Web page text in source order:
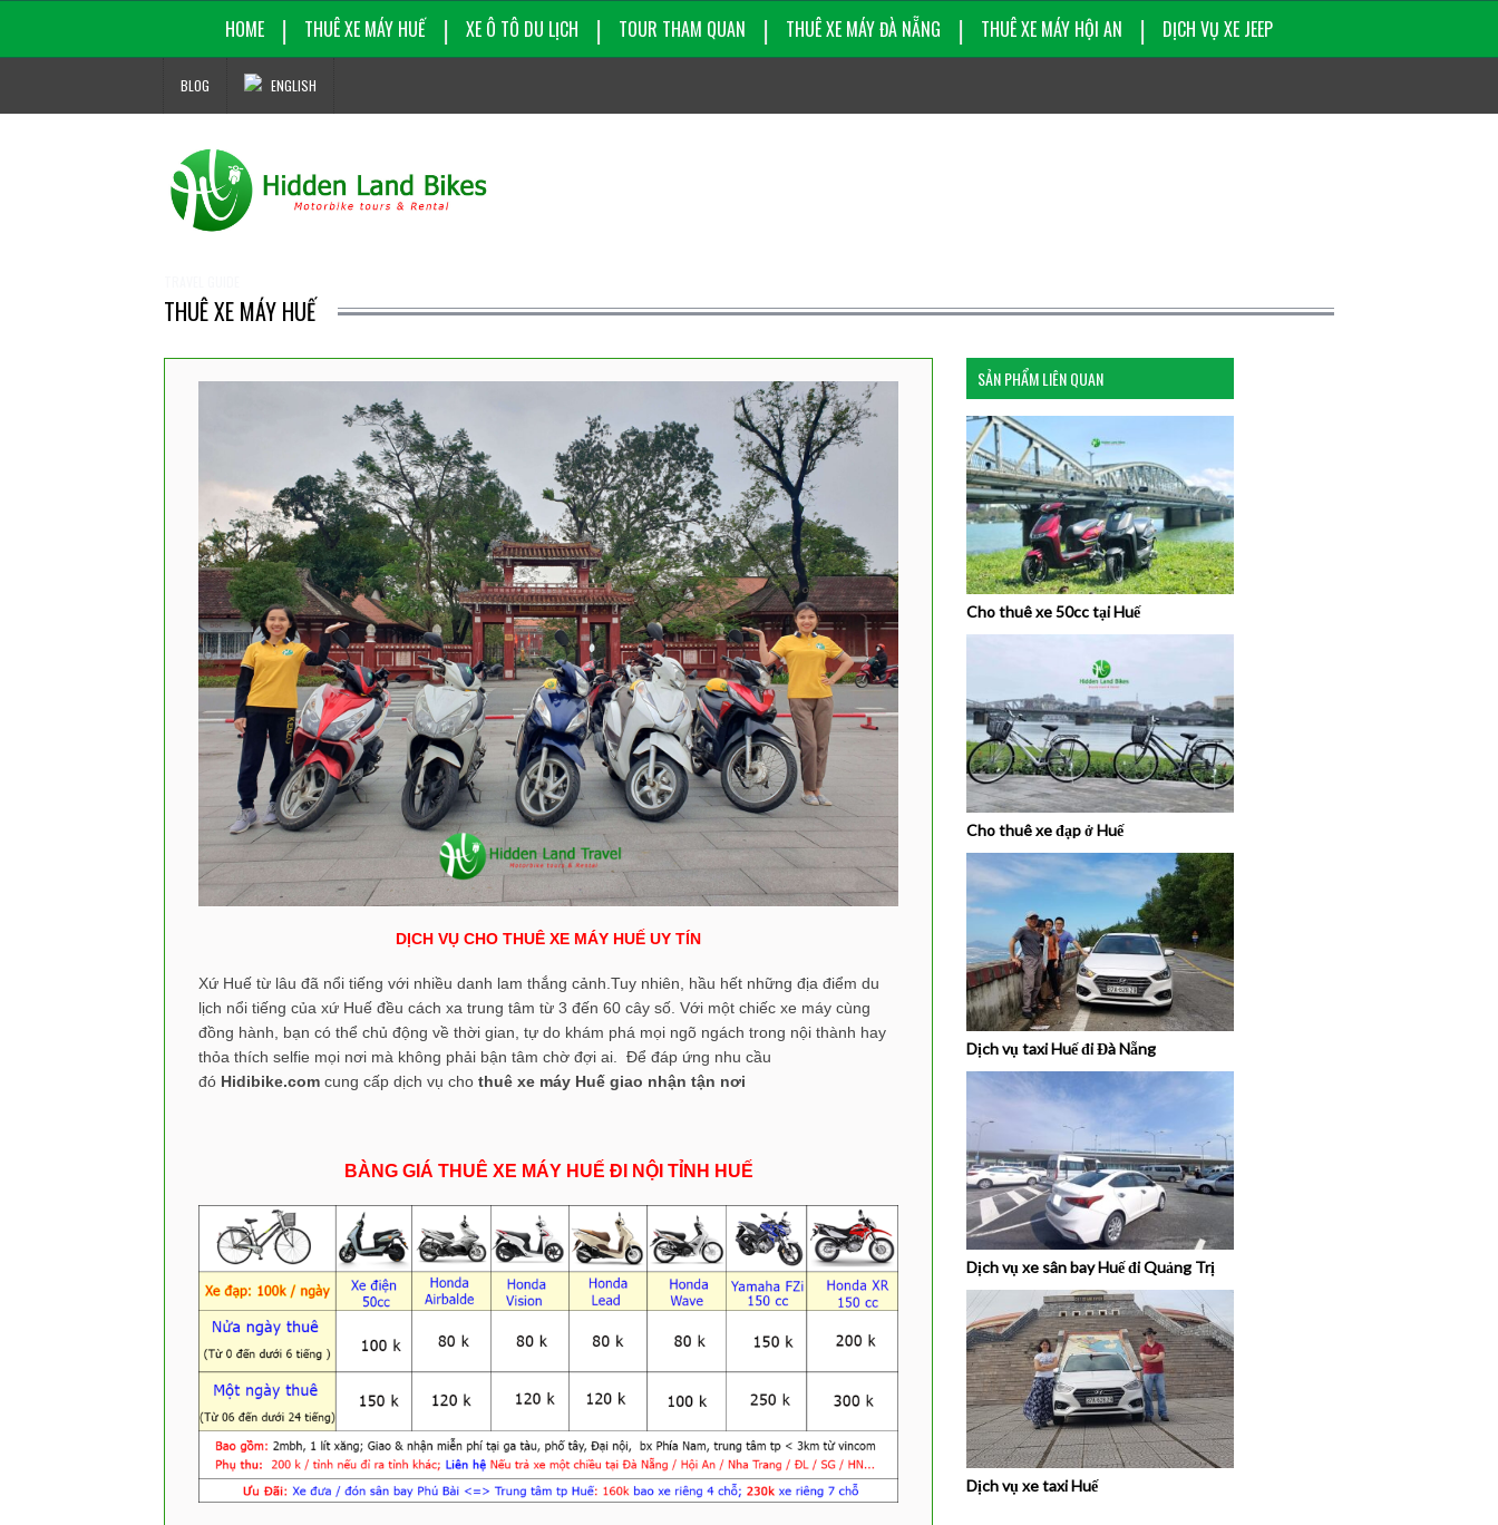
HOME THUÊ XE MÁY HUẾ XE Ô TÔ DU LỊCH TOUR THAM QUAN THUÊ XE MÁY ĐÀ NẴNG THUÊ XE MÁY HỘI AN DỊCH VỤ XE JEEP
BLOG ENGLISH
THUÊ XE MÁY HUẾ
DỊCH VỤ CHO THUÊ XE MÁY HUẾ UY TÍN
Xứ Huế từ lâu đã nổi tiếng với nhiều danh lam thắng cảnh.Tuy nhiên, hầu hết những địa điểm du
lịch nổi tiếng của xứ Huế đều cách xa trung tâm từ 3 đến 60 cây số. Với một chiếc xe máy cùng
đồng hành, bạn có thể chủ động về thời gian, tự do khám phá mọi ngõ ngách trong nội thành hay
thỏa thích selfie mọi nơi mà không phải bận tâm chờ đợi ai. Để đáp ứng nhu cầu
đó Hidibike.com cung cấp dịch vụ cho thuê xe máy Huế giao nhận tận nơi
BÀNG GIÁ THUÊ XE MÁY HUẾ ĐI NỘI TỈNH HUẾ
SẢN PHẨM LIÊN QUAN
Cho thuê xe 50cc tại Huế
Cho thuê xe đạp ở Huế
Dịch vụ taxi Huế đi Đà Nẵng
Dịch vụ xe sân bay Huế đi Quảng Trị
Dịch vụ xe taxi Huế